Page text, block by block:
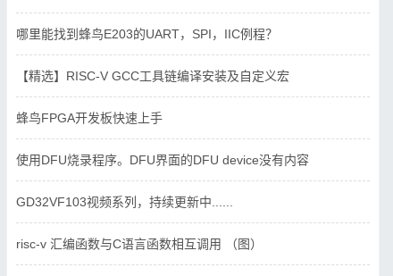
哪里能找到蜂鸟E203的UART，SPI，IIC例程？
【精选】RISC-V GCC工具链编译安装及自定义宏
蜂鸟FPGA开发板快速上手
使用DFU烧录程序。DFU界面的DFU device没有内容
GD32VF103视频系列，持续更新中......
risc-v 汇编函数与C语言函数相互调用 （图）